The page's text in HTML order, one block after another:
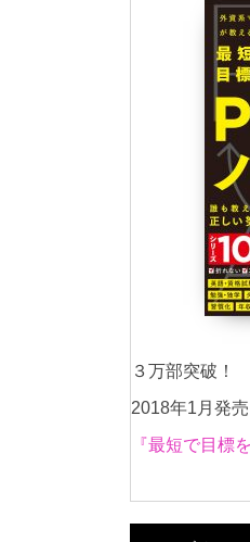
３万部突破！
2018年1月発売
『最短で目標